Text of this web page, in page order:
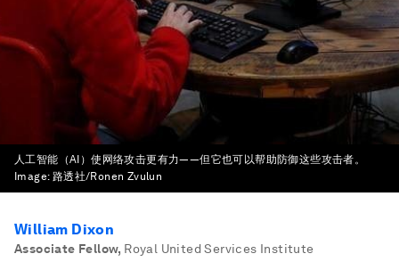
人工智能（AI）使网络攻击更有力——但它也可以帮助防御这些攻击者。
Image: 路透社/Ronen Zvulun
William Dixon
Associate Fellow, Royal United Services Institute